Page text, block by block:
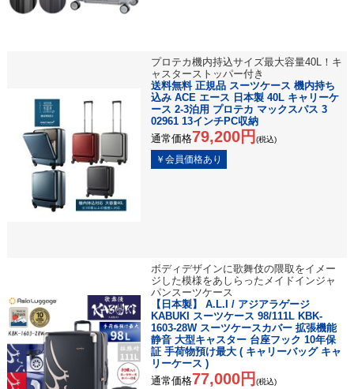
プロテカ機内持込サイズ最大容量40L！キ
ャスターストッパー付き
送料無料 正規品 スーツケース 機内持ち
込み ACE エース 日本製 40L キャリーケ
ース 2-3泊用 プロテカ マックスパス 3
02961 13インチPC収納
通常価格79,200円 (税込)
ボディデザインに歌舞伎の隈取をイメー
ジした模様をあしらったメイドインジャ
パンスーツケース
【日本製】 A.L.I / アジアラゲージ
KABUKI スーツケース 98/111L KBK-
1603-28W スーツケースカバー 拡張機能
静音 大型キャスター 台座フック 10年保
証 手荷物預け最大 ( キャリーバッグ キャ
リーケース )
通常価格77,000円 (税込)